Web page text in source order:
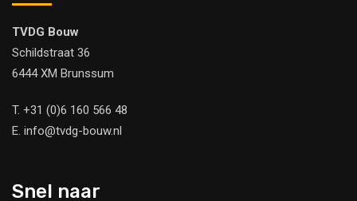
TVDG Bouw
Schildstraat 36
6444 XM Brunssum
T. +31 (0)6 160 566 48
E. info@tvdg-bouw.nl
Snel naar